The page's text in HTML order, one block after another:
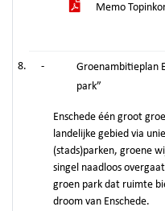
Memo
-
Groenambitieplan
park”
Enschede één groot
landelijke gebied via
(stads)parken, groene
singel naadloos
groen park dat ruimte
droom van Enschede.